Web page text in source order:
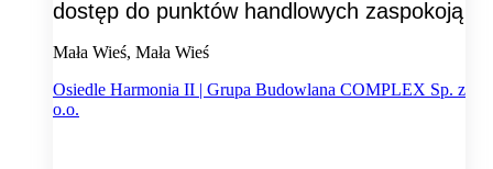
dostęp do punktów handlowych zaspokoją
Mała Wieś, Mała Wieś
Osiedle Harmonia II | Grupa Budowlana COMPLEX Sp. z
o.o.